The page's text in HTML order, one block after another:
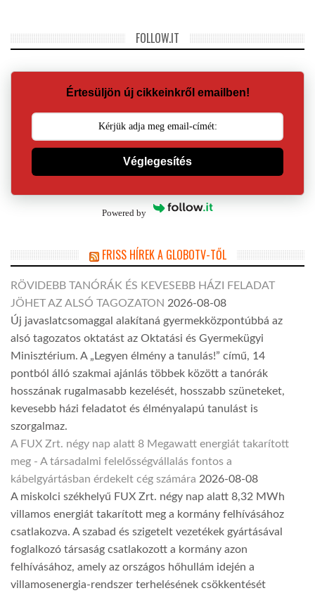
FOLLOW.IT
Értesüljön új cikkeinkről emailben!
Véglegesítés
Powered by
FRISS HÍREK A GLOBOTV-TŐL
RÖVIDEBB TANÓRÁK ÉS KEVESEBB HÁZI FELADAT
JÖHET AZ ALSÓ TAGOZATON 2026-08-08
Új javaslatcsomaggal alakítaná gyermekközpontúbbá az
alsó tagozatos oktatást az Oktatási és Gyermekügyi
Minisztérium. A „Legyen élmény a tanulás!” című, 14
pontból álló szakmai ajánlás többek között a tanórák
hosszának rugalmasabb kezelését, hosszabb szüneteket,
kevesebb házi feladatot és élményalapú tanulást is
szorgalmaz.
A FUX Zrt. négy nap alatt 8 Megawatt energiát takarított
meg - A társadalmi felelősségvállalás fontos a
kábelgyártásban érdekelt cég számára 2026-08-08
A miskolci székhelyű FUX Zrt. négy nap alatt 8,32 MWh
villamos energiát takarított meg a kormány felhívásához
csatlakozva. A szabad és szigetelt vezetékek gyártásával
foglalkozó társaság csatlakozott a kormány azon
felhívásához, amely az országos hőhullám idején a
villamosenergia-rendszer terhelésének csökkentését